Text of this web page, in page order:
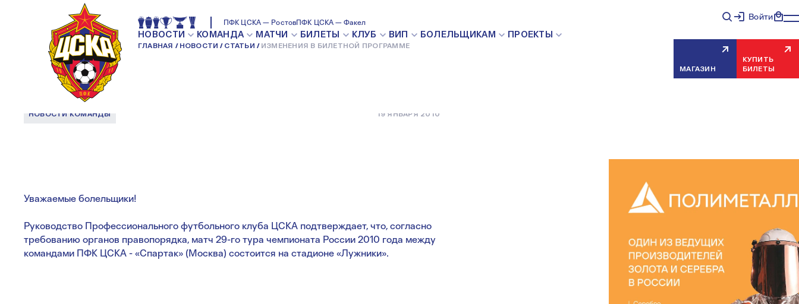
ПФК ЦСКА — РостовПФК ЦСКА — Факел
НОВОСТИ КОМАНДА МАТЧИ БИЛЕТЫ КЛУБ ВИП БОЛЕЛЬЩИКАМ ПРОЕКТЫ
ГЛАВНАЯ НОВОСТИ СТАТЬИ ИЗМЕНЕНИЯ В БИЛЕТНОЙ ПРОГРАММЕ
Войти
МАГАЗИН
КУПИТЬ
БИЛЕТЫ
ИЗМЕНЕНИЯ В БИЛЕТНОЙ
ПРОГРАММЕ
НОВОСТИ КОМАНДЫ 19 ЯНВАРЯ 2010
Уважаемые болельщики!
Руководство Профессионального футбольного клуба ЦСКА подтверждает, что, согласно
требованию органов правопорядка, матч 29-го тура чемпионата России 2010 года между
командами ПФК ЦСКА - «Спартак» (Москва) состоится на стадионе «Лужники».